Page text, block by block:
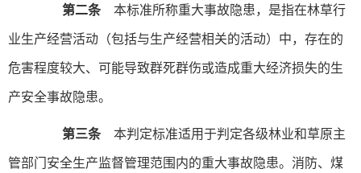
第二条本标准所称重大事故隐患，是指在林草行
业生产经营活动（包括与生产经营相关的活动）中，存在的
危害程度较大、可能导致群死群伤或造成重大经济损失的生
产安全事故隐患。
第三条本判定标准适用于判定各级林业和草原主
管部门安全生产监督管理范围内的重大事故隐患。消防、煤